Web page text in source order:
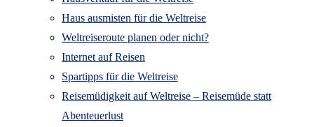
Haus ausmisten für die Weltreise
Weltreiseroute planen oder nicht?
Internet auf Reisen
Spartipps für die Weltreise
Reisemüdigkeit auf Weltreise – Reisemüde statt
Abenteuerlust